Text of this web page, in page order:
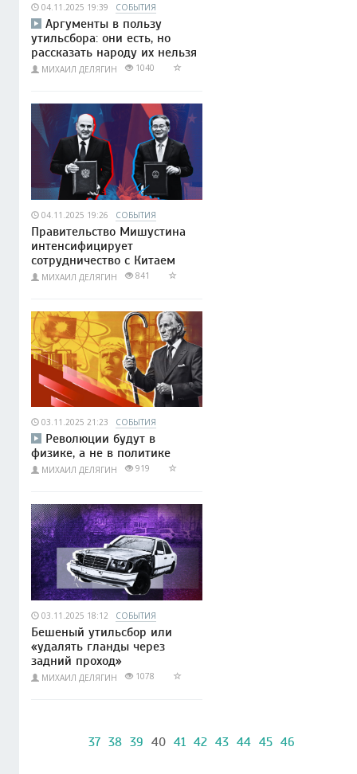
04.11.2025 19:39 СОБЫТИЯ
Аргументы в пользу
утильсбора: они есть, но
рассказать народу их нельзя
МИХАИЛ ДЕЛЯГИН 1040
04.11.2025 19:26 СОБЫТИЯ
Правительство Мишустина
интенсифицирует
сотрудничество с Китаем
МИХАИЛ ДЕЛЯГИН 841
03.11.2025 21:23 СОБЫТИЯ
Революции будут в
физике, а не в политике
МИХАИЛ ДЕЛЯГИН 919
03.11.2025 18:12 СОБЫТИЯ
Бешеный утильсбор или
«удалять гланды через
задний проход»
МИХАИЛ ДЕЛЯГИН 1078
37 38 39 40 41 42 43 44 45 46